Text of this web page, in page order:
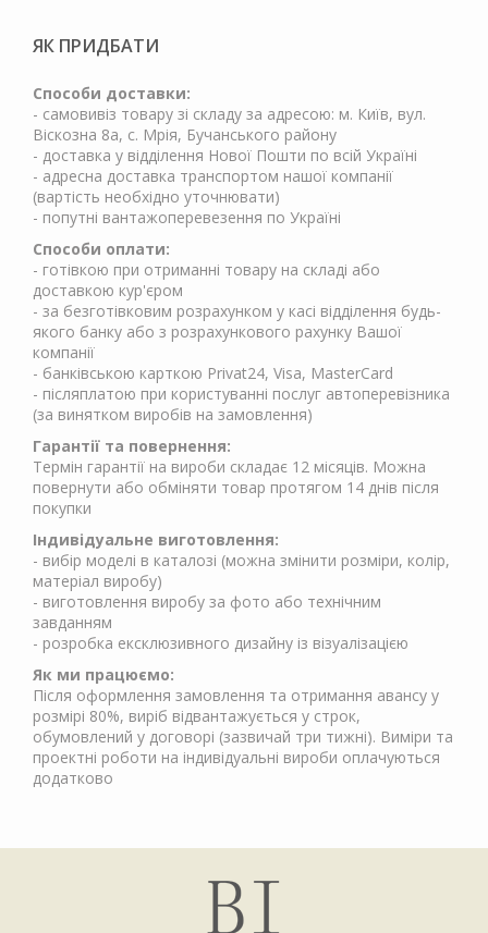
ЯК ПРИДБАТИ
Способи доставки:
- самовивіз товару зі складу за адресою: м. Київ, вул.
Віскозна 8а, с. Мрія, Бучанського району
- доставка у відділення Нової Пошти по всій Україні
- адресна доставка транспортом нашої компанії
(вартість необхідно уточнювати)
- попутні вантажоперевезення по Україні
Способи оплати:
- готівкою при отриманні товару на складі або
доставкою кур'єром
- за безготівковим розрахунком у касі відділення будь-
якого банку або з розрахункового рахунку Вашої
компанії
- банківською карткою Privat24, Visa, MasterCard
- післяплатою при користуванні послуг автоперевізника
(за винятком виробів на замовлення)
Гарантії та повернення:
Термін гарантії на вироби складає 12 місяців. Можна
повернути або обміняти товар протягом 14 днів після
покупки
Індивідуальне виготовлення:
- вибір моделі в каталозі (можна змінити розміри, колір,
матеріал виробу)
- виготовлення виробу за фото або технічним
завданням
- розробка ексклюзивного дизайну із візуалізацією
Як ми працюємо:
Після оформлення замовлення та отримання авансу у
розмірі 80%, виріб відвантажується у строк,
обумовлений у договорі (зазвичай три тижні). Виміри та
проектні роботи на індивідуальні вироби оплачуються
додатково